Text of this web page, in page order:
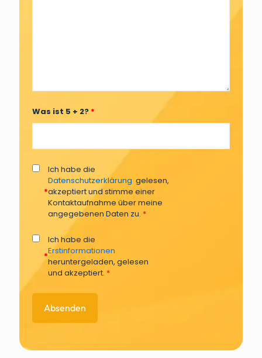
Was ist 5 + 2? *
*
Ich habe die
Datenschutzerklärung gelesen,
akzeptiert und stimme einer
Kontaktaufnahme über meine
angegebenen Daten zu. *
*
Ich habe die
Erstinformationen
heruntergeladen, gelesen
und akzeptiert. *